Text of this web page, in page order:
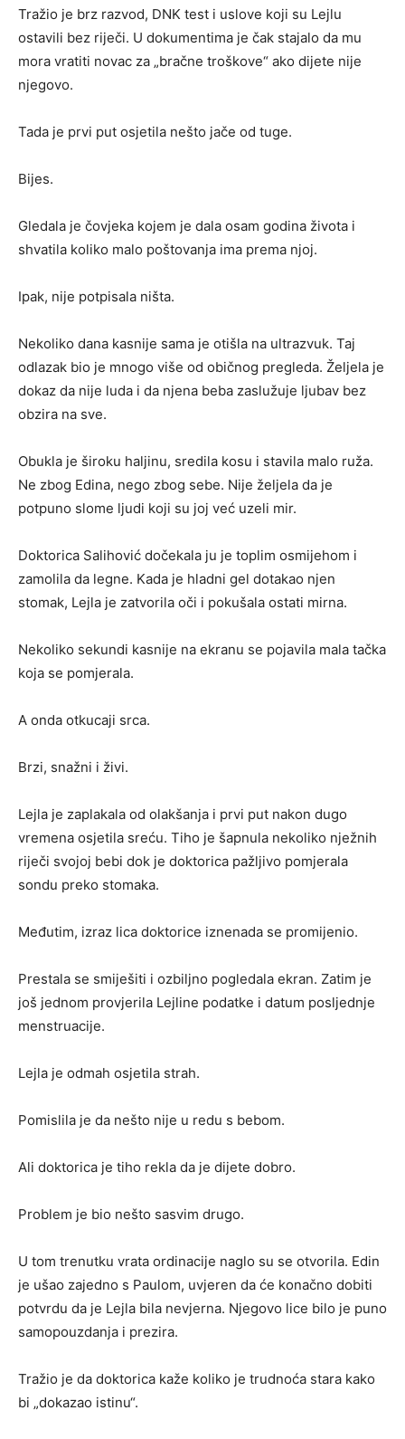
Tražio je brz razvod, DNK test i uslove koji su Lejlu
ostavili bez riječi. U dokumentima je čak stajalo da mu
mora vratiti novac za „bračne troškove“ ako dijete nije
njegovo.
Tada je prvi put osjetila nešto jače od tuge.
Bijes.
Gledala je čovjeka kojem je dala osam godina života i
shvatila koliko malo poštovanja ima prema njoj.
Ipak, nije potpisala ništa.
Nekoliko dana kasnije sama je otišla na ultrazvuk. Taj
odlazak bio je mnogo više od običnog pregleda. Željela je
dokaz da nije luda i da njena beba zaslužuje ljubav bez
obzira na sve.
Obukla je široku haljinu, sredila kosu i stavila malo ruža.
Ne zbog Edina, nego zbog sebe. Nije željela da je
potpuno slome ljudi koji su joj već uzeli mir.
Doktorica Salihović dočekala ju je toplim osmijehom i
zamolila da legne. Kada je hladni gel dotakao njen
stomak, Lejla je zatvorila oči i pokušala ostati mirna.
Nekoliko sekundi kasnije na ekranu se pojavila mala tačka
koja se pomjerala.
A onda otkucaji srca.
Brzi, snažni i živi.
Lejla je zaplakala od olakšanja i prvi put nakon dugo
vremena osjetila sreću. Tiho je šapnula nekoliko nježnih
riječi svojoj bebi dok je doktorica pažljivo pomjerala
sondu preko stomaka.
Međutim, izraz lica doktorice iznenada se promijenio.
Prestala se smiješiti i ozbiljno pogledala ekran. Zatim je
još jednom provjerila Lejline podatke i datum posljednje
menstruacije.
Lejla je odmah osjetila strah.
Pomislila je da nešto nije u redu s bebom.
Ali doktorica je tiho rekla da je dijete dobro.
Problem je bio nešto sasvim drugo.
U tom trenutku vrata ordinacije naglo su se otvorila. Edin
je ušao zajedno s Paulom, uvjeren da će konačno dobiti
potvrdu da je Lejla bila nevjerna. Njegovo lice bilo je puno
samopouzdanja i prezira.
Tražio je da doktorica kaže koliko je trudnoća stara kako
bi „dokazao istinu“.